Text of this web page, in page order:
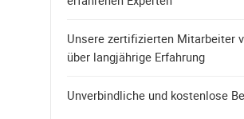
Unsere zertifizierten Mitarbeiter
über langjährige Erfahrung
Unverbindliche und kostenlose